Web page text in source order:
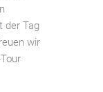
der Tag
wir